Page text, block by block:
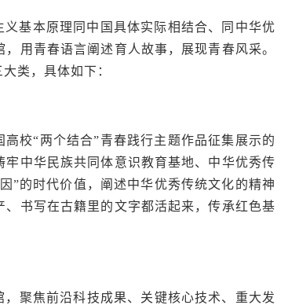
基本原理同中国具体实际相结合、同中华优
用青春语言阐述育人故事，展现青春风采。
类，具体如下：
校“两个结合”青春践行主题作品征集展示的
中华民族共同体意识教育基地、中华优秀传
”的时代价值，阐述中华优秀传统文化的精神
书写在古籍里的文字都活起来，传承红色基
聚焦前沿科技成果、关键核心技术、重大发